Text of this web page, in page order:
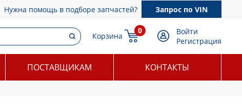
Нужна помощь в подборе запчастей? Запрос по VIN
Корзина
0
Войти
Регистрация
ПОСТАВЩИКАМ КОНТАКТЫ